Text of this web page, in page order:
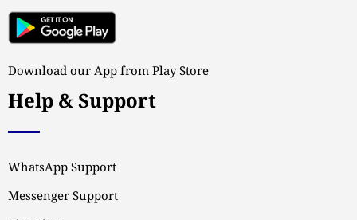
Download our App from Play Store
Help & Support
WhatsApp Support
Messenger Support